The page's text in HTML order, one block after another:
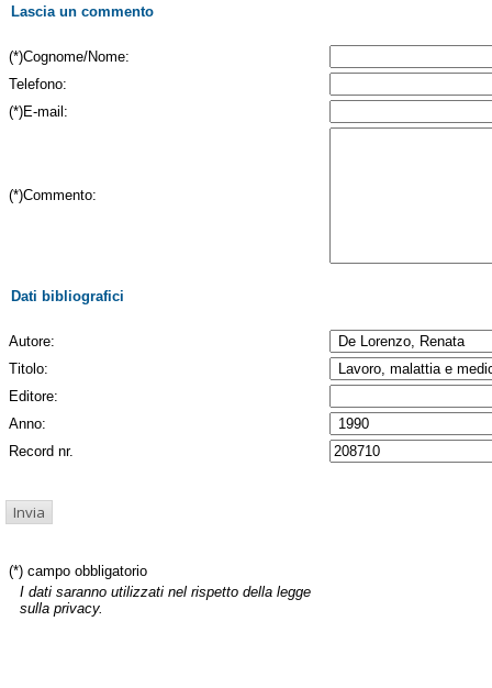
Lascia un commento
(*)Cognome/Nome:
Telefono:
(*)E-mail:
(*)Commento:
Dati bibliografici
Autore:
Titolo:
Editore:
Anno:
Record nr.
(*) campo obbligatorio
I dati saranno utilizzati nel rispetto della legge
sulla privacy.